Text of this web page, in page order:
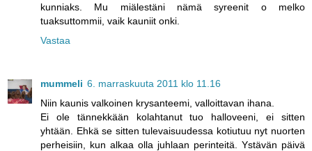
kunniaks. Mu miälestäni nämä syreenit o melko
tuaksuttommii, vaik kauniit onki.
Vastaa
mummeli 6. marraskuuta 2011 klo 11.16
Niin kaunis valkoinen krysanteemi, valloittavan ihana.
Ei ole tännekkään kolahtanut tuo halloveeni, ei sitten
yhtään. Ehkä se sitten tulevaisuudessa kotiutuu nyt nuorten
perheisiin, kun alkaa olla juhlaan perinteitä. Ystävän päivä